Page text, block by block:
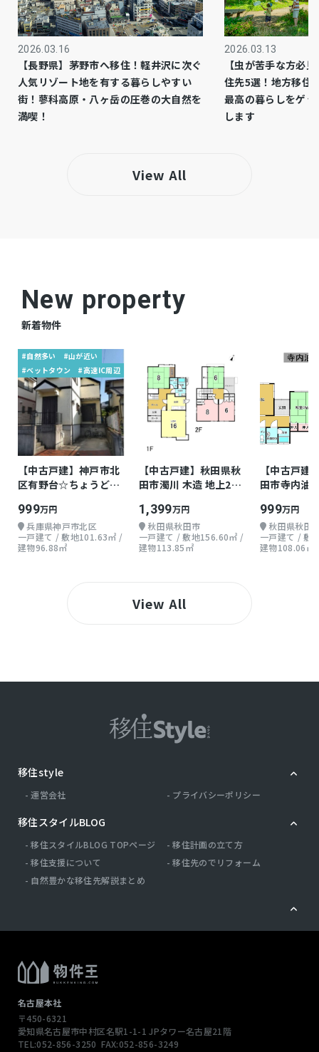
設備・条件 －
－
※洪水ハザードマップにて0.5～3.0m未満の浸水
が想定される区域（兵庫県CGハザードマップ）
※家屋倒壊等氾濫想定区域図（氾濫流）
2026.03.16
【長野県】茅野市へ移住！軽井沢に次ぐ
人気リゾート地を有する暮らしやすい
街！蓼科高原・八ヶ岳の圧巻の大自然を
満喫！
2026.03.13
【虫が苦手な方必
住先5選！地方移住
最高の暮らしをゲ
します
View All
New property
新着物件
#自然多い
#山が近い
#ベットタウン
#高速IC周辺
【中古戸建】神戸市北
区有野台☆ちょうどよ
999万円
兵庫県神戸市北区
一戸建て / 敷地101.63㎡ /
建物96.88㎡
【中古戸建】秋田県秋
田市濁川 木造 地上2階
1,399万円
秋田県秋田市
一戸建て / 敷地156.60㎡ /
建物113.85㎡
【中古戸建
田市寺内油
999万円
秋田県秋田
一戸建て / 敷
建物108.06㎡
View All
移住style
運営会社 プライバシーポリシー
移住スタイルBLOG
移住スタイルBLOG TOPページ
移住計画の立て方
移住支援について
移住先のでリフォーム
自然豊かな移住先解説まとめ
名古屋本社
〒450-6321
愛知県名古屋市中村区名駅1-1-1JPタワー名古屋21階
TEL:052-856-3250FAX:052-856-3249